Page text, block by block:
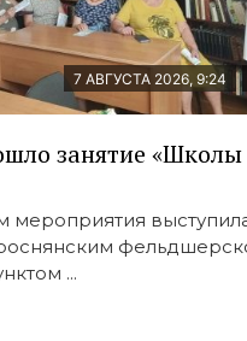
7 АВГУСТА 2026, 9:24
занятие «Школы
мероприятия
...